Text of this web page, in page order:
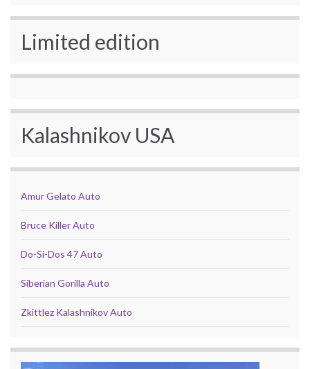
Limited edition
Kalashnikov USA
Amur Gelato Auto
Bruce Killer Auto
Do-Si-Dos 47 Auto
Siberian Gorilla Auto
Zkittlez Kalashnikov Auto